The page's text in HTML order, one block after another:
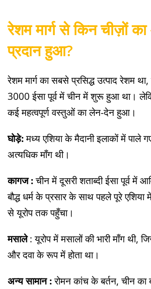
रेशम मार्ग से किन चीज़ों
प्रदान हुआ?
रेशम मार्ग का सबसे प्रसिद्ध उत्पाद रेशम
3000 ईसा पूर्व में चीन में शुरू हुआ था।
कई महत्वपूर्ण वस्तुओं का लेन-देन हुआ।
घोड़े:मध्य एशिया के मैदानी इलाकों में पाले
अत्यधिक माँग थी।
कागज :चीन में दूसरी शताब्दी ईसा पूर्व में
बौद्ध धर्म के प्रसार के साथ पहले पूरे एशिया
से यूरोप तक पहुँचा।
मसाले: यूरोप में मसालों की भारी माँग थी,
और दवा के रूप में होता था।
अन्य सामान :रोमन कांच के बर्तन, चीन